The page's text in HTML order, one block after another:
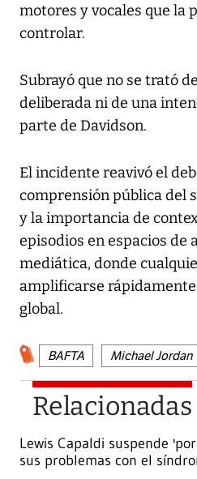
motores y vocales que la
controlar.
Subrayó que no se trató
deliberada ni de una
parte de Davidson.
El incidente reavivó el
comprensión pública del
y la importancia de
episodios en espacios de
mediática, donde
amplificarse
global.
BAFTA Michael Jordan
Relacionadas
Lewis Capaldi suspende
sus problemas con el